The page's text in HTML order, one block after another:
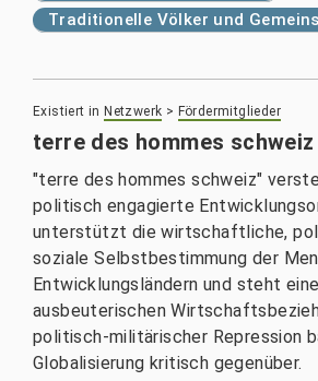
Traditionelle Völker und
Existiert in Netzwerk > Fördermitglieder
terre des hommes schweiz
"terre des hommes schweiz"
politisch engagierte
unterstützt die wirtschaftliche,
soziale Selbstbestimmung der
Entwicklungsländern und steht
ausbeuterischen
politisch-militärischer Repression
Globalisierung kritisch gegenüber.